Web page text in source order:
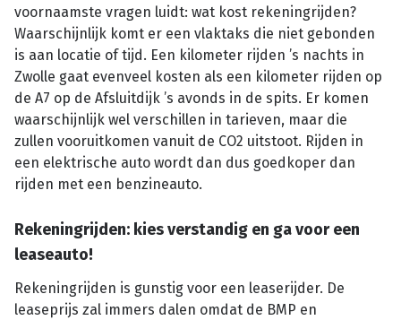
voornaamste vragen luidt: wat kost rekeningrijden?
Waarschijnlijk komt er een vlaktaks die niet gebonden
is aan locatie of tijd. Een kilometer rijden ’s nachts in
Zwolle gaat evenveel kosten als een kilometer rijden op
de A7 op de Afsluitdijk ’s avonds in de spits. Er komen
waarschijnlijk wel verschillen in tarieven, maar die
zullen vooruitkomen vanuit de CO2 uitstoot. Rijden in
een elektrische auto wordt dan dus goedkoper dan
rijden met een benzineauto.
Rekeningrijden: kies verstandig en ga voor een
leaseauto!
Rekeningrijden is gunstig voor een leaserijder. De
leaseprijs zal immers dalen omdat de BMP en